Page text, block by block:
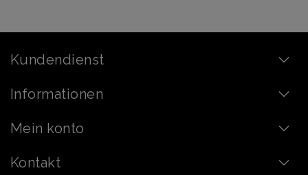
Kundendienst
Informationen
Mein konto
Kontakt